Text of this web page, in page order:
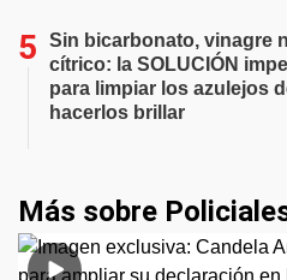
Sin bicarbonato, vinagre
cítrico: la SOLUCIÓN
para limpiar los azulejos
hacerlos brillar
Más sobre